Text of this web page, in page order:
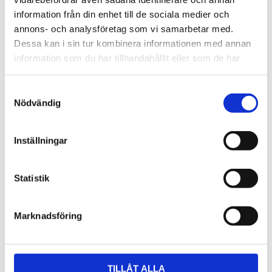
information från din enhet till de sociala medier och
annons- och analysföretag som vi samarbetar med.
Dessa kan i sin tur kombinera informationen med annan
information som du har tillhandahållit eller som de har
Nödvändig
Inställningar
Statistik
Marknadsföring
TILLÅT ALLA